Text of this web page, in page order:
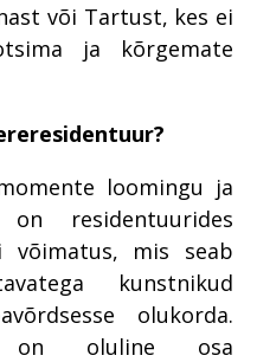
või Tartust, kes ei
ja kõrgemate
loomingu ja
on residentuurides
võimatus, mis seab
kunstnikud
olukorda.
on oluline osa